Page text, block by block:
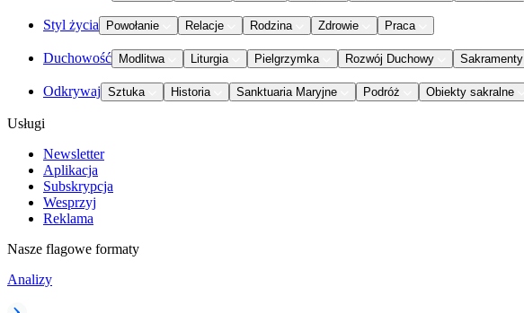
Styl życia Powołanie Relacje Rodzina Zdrowie Praca
Duchowość Modlitwa Liturgia Pielgrzymka Rozwój Duchowy Sakramenty
Odkrywaj Sztuka Historia Sanktuaria Maryjne Podróż Obiekty sakralne
Usługi
Newsletter
Aplikacja
Subskrypcja
Wesprzyj
Reklama
Nasze flagowe formaty
Analizy